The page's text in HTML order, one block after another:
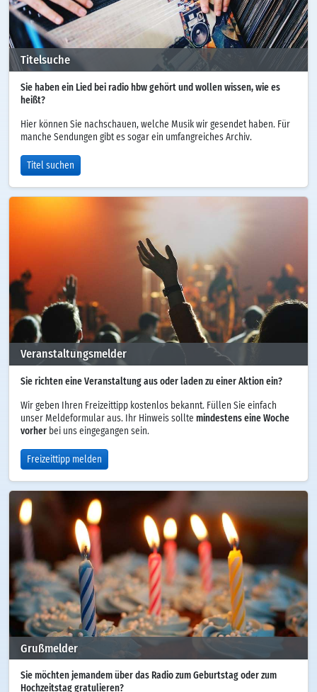
Titelsuche
Sie haben ein Lied bei radio hbw gehört und wollen wissen, wie es
heißt?
Hier können Sie nachschauen, welche Musik wir gesendet haben. Für
manche Sendungen gibt es sogar ein umfangreiches Archiv.
Titel suchen
Veranstaltungsmelder
Sie richten eine Veranstaltung aus oder laden zu einer Aktion ein?
Wir geben Ihren Freizeittipp kostenlos bekannt. Füllen Sie einfach
unser Meldeformular aus. Ihr Hinweis sollte mindestens eine Woche
vorher bei uns eingegangen sein.
Freizeittipp melden
Grußmelder
Sie möchten jemandem über das Radio zum Geburtstag oder zum
Hochzeitstag gratulieren?